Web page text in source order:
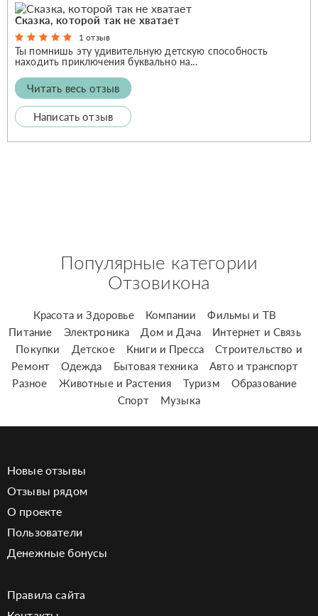
Сказка, которой так не хватает
1 отзыв
Ты помнишь эту удивительную детскую способность
находить приключения буквально на...
Читать весь отзыв
Написать отзыв
Популярные категории
Отзовикона
Красота и Здоровье Компании
Фильмы и ТВ
Питание
Электроника Дом и Дача
Интернет и Связь
Покупки
Детское Книги и Пресса
Строительство и
Ремонт
Одежда Бытовая техника
Авто и транспорт
Разное
Животные и Растения Туризм
Образование
Спорт
Музыка
Новые отзывы
Отзывы рядом
О проекте
Пользователи
Денежные бонусы
Правила сайта